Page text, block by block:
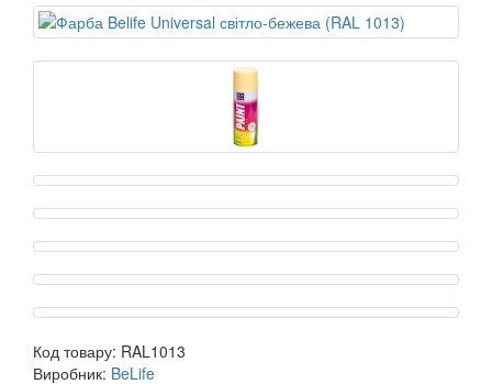
Код товару: RAL1013
Виробник: BeLife